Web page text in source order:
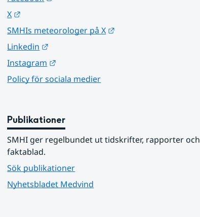
X
SMHIs meteorologer på X
Linkedin
Instagram
Policy för sociala medier
Publikationer
SMHI ger regelbundet ut tidskrifter, rapporter och
faktablad.
Sök publikationer
Nyhetsbladet Medvind